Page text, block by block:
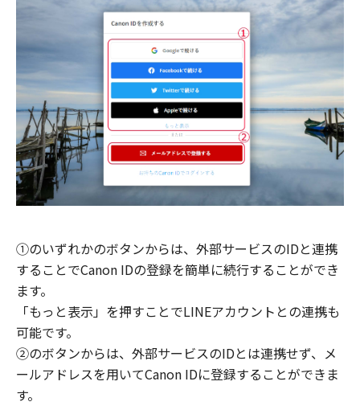
①のいずれかのボタンからは、外部サービスのIDと連携
することでCanon IDの登録を簡単に続行することができ
ます。
「もっと表示」を押すことでLINEアカウントとの連携も
可能です。
②のボタンからは、外部サービスのIDとは連携せず、メ
ールアドレスを用いてCanon IDに登録することができま
す。